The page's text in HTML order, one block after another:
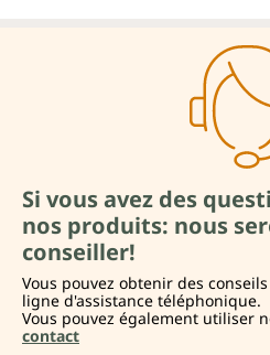
Si vous avez des
nos produits: nous
conseiller!
Vous pouvez obtenir des
ligne d'assistance téléphonique.
Vous pouvez également utiliser
contact